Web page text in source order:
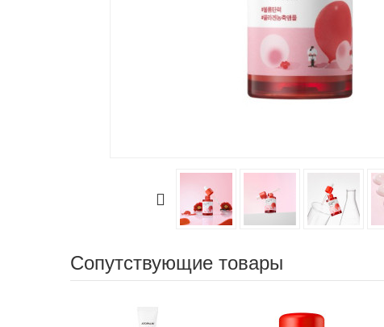
Сопутствующие товары